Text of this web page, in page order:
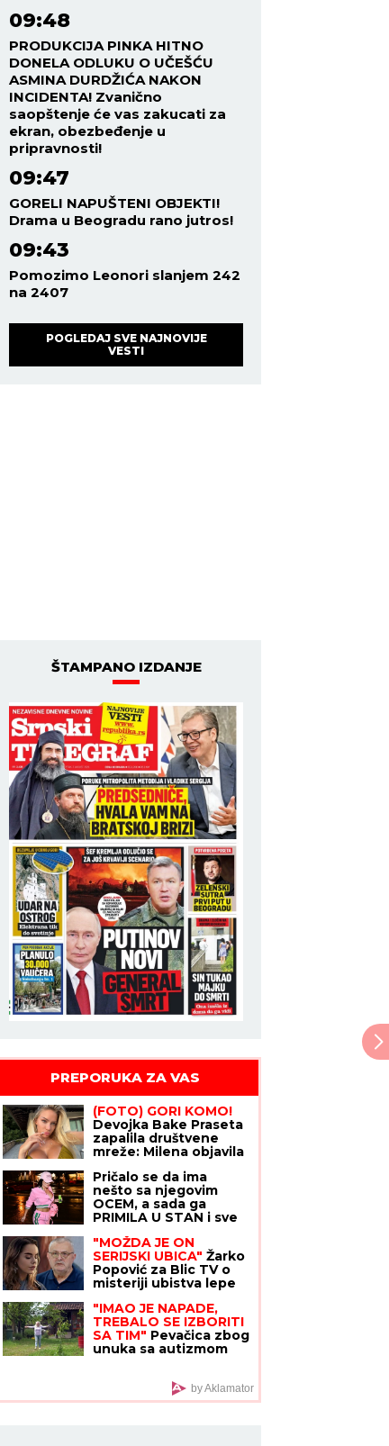
09:48
PRODUKCIJA PINKA HITNO
DONELA ODLUKU O UČEŠĆU
ASMINA DURDŽIĆA NAKON
INCIDENTA! Zvanično
saopštenje će vas zakucati za
ekran, obezbeđenje u
pripravnosti!
09:47
GORELI NAPUŠTENI OBJEKTI!
Drama u Beogradu rano jutros!
09:43
Pomozimo Leonori slanjem 242
na 2407
POGLEDAJ SVE NAJNOVIJE
VESTI
ŠTAMPANO IZDANJE
PREPORUKA ZA VAS
(FOTO) GORI KOMO!
Devojka Bake Praseta
zapalila društvene
mreže: Milena objavila
bujni dekolte u prvom
planu
Pričalo se da ima
nešto sa njegovim
OCEM, a sada ga
PRIMILA U STAN i sve
STANIJE I BIVŠEG
CIMERA USIJAO
MREŽE! (VIDEO)
"MOŽDA JE ON
SERIJSKI UBICA" Žarko
Popović za Blic TV o
misteriji ubistva lepe
"Treba proveriti da
nije još negde u Srbiji
napravio neko ZLO"
"IMAO JE NAPADE,
TREBALO SE IZBORITI
SA TIM" Pevačica zbog
unuka sa autizmom
najtežu odluku:
"Postao je agresivan"
by Aklamator